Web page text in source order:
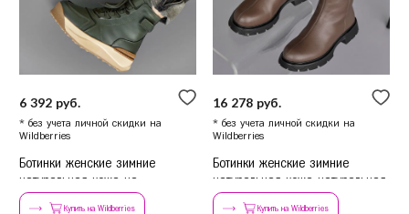
6 392 руб.
* без учета личной скидки на
Wildberries
Ботинки женские зимние
натуральная кожа на
платформе
Купить на Wildberries
16 278 руб.
* без учета личной скидки на
Wildberries
Ботинки женские зимние
натуральная кожа натуральная
шерсть
Купить на Wildberries